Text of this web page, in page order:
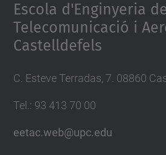
Escola d'Enginyeria de
Telecomunicació i
Castelldefels
C. Esteve Terradas, 7. 08860
Tel.: 93 413 70 00
eetac.web@upc.edu